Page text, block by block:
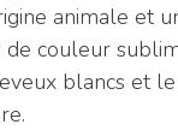
animale et
couleur
blancs et